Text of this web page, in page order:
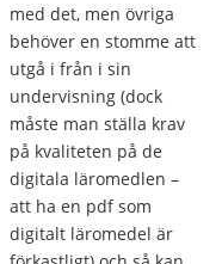
med det, men övriga
behöver en stomme att
utgå i från i sin
undervisning (dock
måste man ställa krav
på kvaliteten på de
digitala läromedlen –
att ha en pdf som
digitalt läromedel är